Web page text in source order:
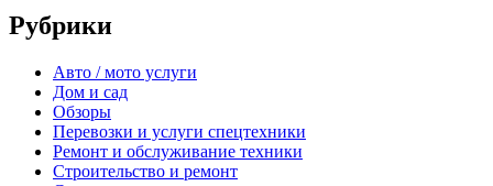
Рубрики
Авто / мото услуги
Дом и сад
Обзоры
Перевозки и услуги спецтехники
Ремонт и обслуживание техники
Строительство и ремонт